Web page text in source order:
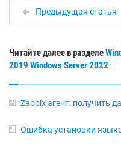
Предыдущая статья
Читайте далее в разделе
2019 Windows Server 2022
Zabbix агент: получить
Ошибка установки